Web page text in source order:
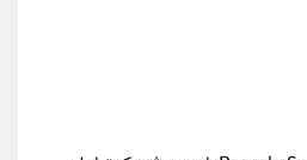
021-22021030